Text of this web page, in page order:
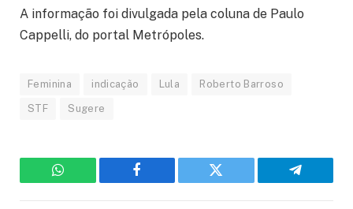
A informação foi divulgada pela coluna de Paulo
Cappelli, do portal Metrópoles.
Feminina indicação Lula Roberto Barroso
STF Sugere
WhatsApp Facebook Twitter Telegram